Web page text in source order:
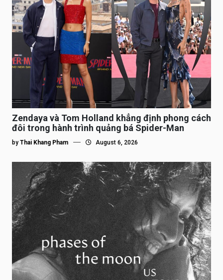
Zendaya và Tom Holland khẳng định phong cách
đôi trong hành trình quảng bá Spider-Man
by Thai Khang Pham August 6, 2026